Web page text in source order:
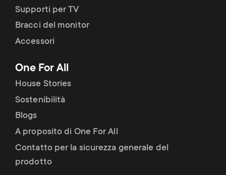
Supporti per TV
Bracci del monitor
Accessori
One For All
House Stories
Sostenibilità
Blogs
A proposito di One For All
Contatto per la sicurezza generale del
prodotto